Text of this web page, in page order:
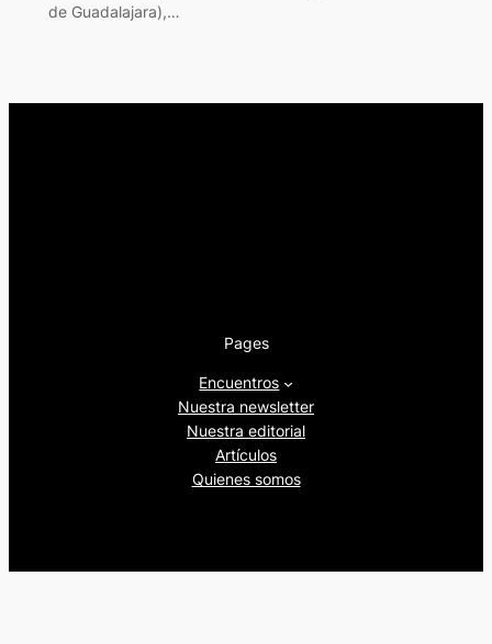
de Guadalajara),…
Pages
Encuentros
Nuestra newsletter
Nuestra editorial
Artículos
Quienes somos